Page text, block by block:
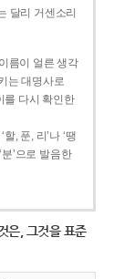
달리 거센소리
름이 얼른 생각
는 대명사로
를 다시 확인한
, 푼, 리’나 ‘땡
’으로 발음한
은, 그것을 표준